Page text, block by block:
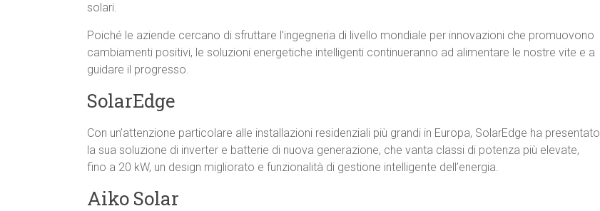
solari.
Poiché le aziende cercano di sfruttare l’ingegneria di livello mondiale per innovazioni che promuovono
cambiamenti positivi, le soluzioni energetiche intelligenti continueranno ad alimentare le nostre vite e a
guidare il progresso.
SolarEdge
Con un’attenzione particolare alle installazioni residenziali più grandi in Europa, SolarEdge ha presentato
la sua soluzione di inverter e batterie di nuova generazione, che vanta classi di potenza più elevate,
fino a 20 kW, un design migliorato e funzionalità di gestione intelligente dell’energia.
Aiko Solar